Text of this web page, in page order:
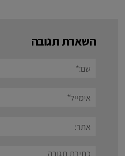
השארת תגובה
תגובה